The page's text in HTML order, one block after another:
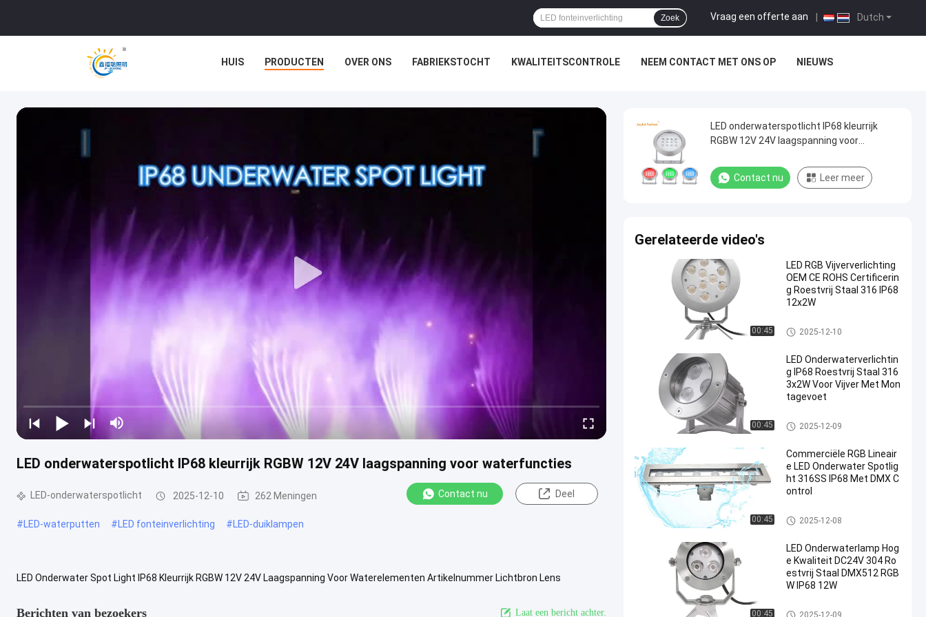
Dutch
Vraag een offerte aan
Zoek
HUIS PRODUCTEN OVER ONS FABRIEKSTOCHT KWALITEITSCONTROLE NEEM CONTACT MET ONS OP NIEUWS
LED onderwaterspotlicht IP68 kleurrijk RGBW 12V 24V laagspanning voor waterfuncties
LED-onderwaterspotlicht 2025-12-10 262 Meningen Contact nu Deel
#LED-waterputten #LED fonteinverlichting #LED-duiklampen
LED Onderwater Spot Light IP68 Kleurrijk RGBW 12V 24V Laagspanning Voor Waterelementen Artikelnummer Lichtbron Lens
Berichten van bezoekers Laat een bericht achter.
LED onderwaterspotlicht IP68 kleurrijk
RGBW 12V 24V laagspanning voor
Contact nu Leer meer
Gerelateerde video's
00:45
LED RGB Vijververlichting
OEM CE ROHS Certificerin
g Roestvrij Staal 316 IP68
12x2W
LED-onderwaterspotlicht
2025-12-10
00:45
LED Onderwaterverlichtin
g IP68 Roestvrij Staal 316
3x2W Voor Vijver Met Mon
tagevoet
LED-onderwaterspotlicht
2025-12-09
00:45
Commerciële RGB Lineair
e LED Onderwater Spotlig
ht 316SS IP68 Met DMX C
ontrol
Lijnlicht onder water
2025-12-08
00:45
LED Onderwaterlamp Hog
e Kwaliteit DC24V 304 Ro
estvrij Staal DMX512 RGB
W IP68 12W
LED-onderwaterspotlicht
2025-12-09